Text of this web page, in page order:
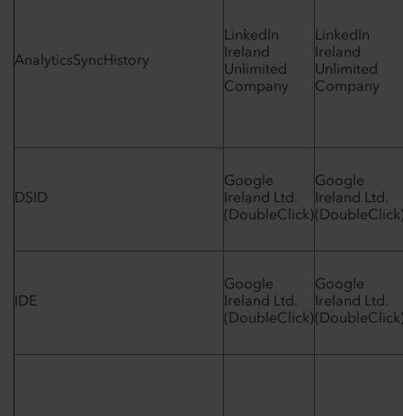
AnalyticsSyncHistory
LinkedIn
Ireland
Unlimited
Company
LinkedIn
Ireland
Unlimited
Company
DSID
Google
Ireland Ltd.
(DoubleClick)
Google
Ireland Ltd.
IDE
Google
Ireland Ltd.
(DoubleClick)
Google
Ireland Ltd.